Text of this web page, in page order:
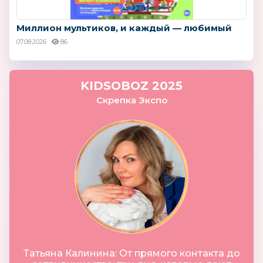
Миллион мультиков, и каждый — любимый
07.08.2026 86
KIDSOBOZ 2025
Скрепка Экспо
Татьяна Калинина: От прямого контакта до